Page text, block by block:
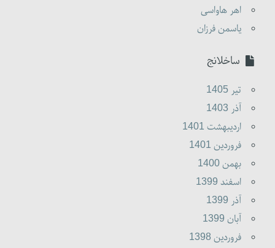
اهر هاواسی
یاسمن فرزان
ساخلانج
تير 1405
آذر 1403
ارديبهشت 1401
فروردين 1401
بهمن 1400
اسفند 1399
آذر 1399
آبان 1399
فروردين 1398